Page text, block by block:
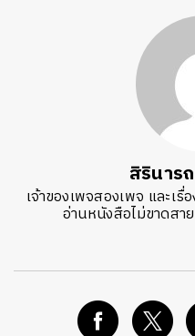
สิรินาร
เจ้าของเพจสองเพจ และเ
อ่านหนังสือไม่ขาดสา